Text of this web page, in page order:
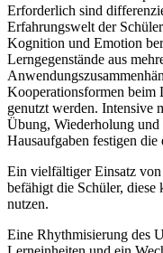
Erforderlich sind
Erfahrungswelt der
Kognition und Emotion
Lerngegenstände aus
Kooperationsformen beim
genutzt werden. Intensive
Übung, Wiederholung
Hausaufgaben festigen
Ein vielfältiger Einsatz
befähigt die Schüler, diese
nutzen.
Eine Rhythmisierung des